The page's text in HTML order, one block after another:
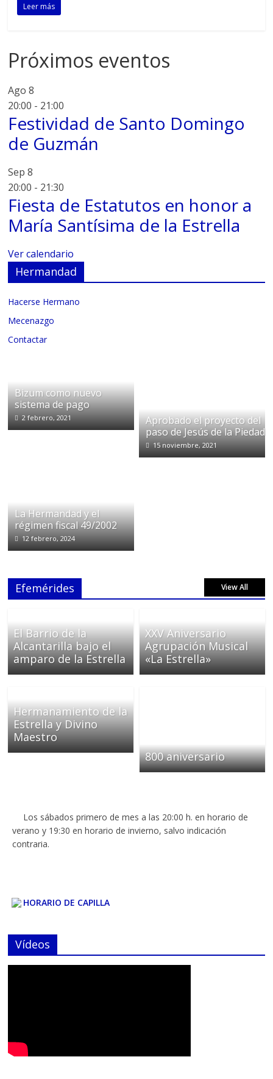
Leer más
Próximos eventos
Ago8
20:00 - 21:00
Festividad de Santo Domingo
de Guzmán
Sep8
20:00 - 21:30
Fiesta de Estatutos en honor a
María Santísima de la Estrella
Ver calendario
Hermandad
Hacerse Hermano
Mecenazgo
Contactar
Bizum como nuevo
sistema de pago
2 febrero, 2021
Aprobado el proyecto del
paso de Jesús de la Piedad
15 noviembre, 2021
La Hermandad y el
régimen fiscal 49/2002
12 febrero, 2024
Efemérides View All
El Barrio de la
Alcantarilla bajo el
amparo de la Estrella
XXV Aniversario
Agrupación Musical
«La Estrella»
Hermanamiento de la
Estrella y Divino
Maestro
800 aniversario
contraria.
Titulares. Salvo festivos, ni julio y agosto
Vídeos